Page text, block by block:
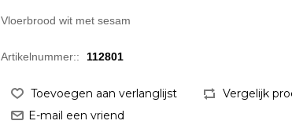
Vloerbrood wit met sesam
Artikelnummer:: 112801